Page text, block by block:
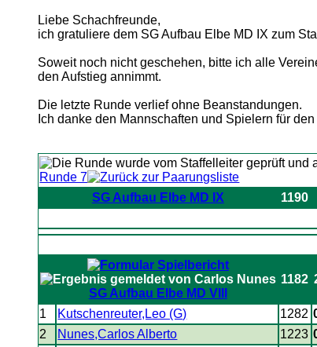
Liebe Schachfreunde,
ich gratuliere dem SG Aufbau Elbe MD IX zum
Soweit noch nicht geschehen, bitte ich alle
den Aufstieg annimmt.
Die letzte Runde verlief ohne Beanstandungen.
Ich danke den Mannschaften und Spielern für
Runde 7
SG Aufbau Elbe MD IX
1190
SG Aufbau Elbe MD VIII
1182
1 Kutschenreuter,Leo (G) 1282
2
Nunes,Carlos Alberto 1223